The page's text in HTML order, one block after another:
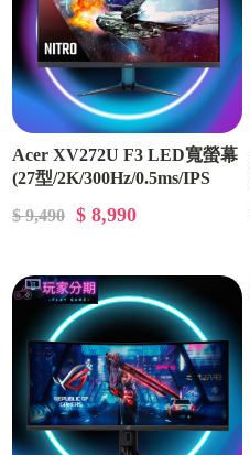
Acer XV272U F3 LED寬螢幕
(27型/2K/300Hz/0.5ms/IPS
$ 9,490
$ 8,990